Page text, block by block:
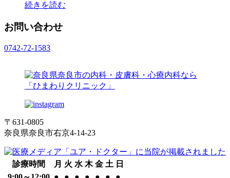
続きを読む
お問い合わせ
0742-72-1583
〒631-0805
奈良県奈良市右京4-14-23
診療時間 月 火 水 木 金 土 日